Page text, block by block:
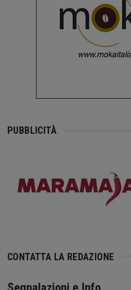
PUBBLICITÀ
CONTATTA LA REDAZIONE